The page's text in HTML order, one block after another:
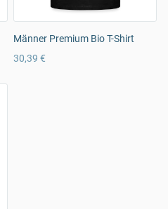
Männer Premium Bio T-Shirt
30,39 €